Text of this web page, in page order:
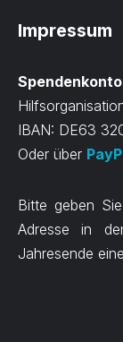
Impressum
IBAN: DE63
Oder über
Bitte geben
Adresse in
Jahresende